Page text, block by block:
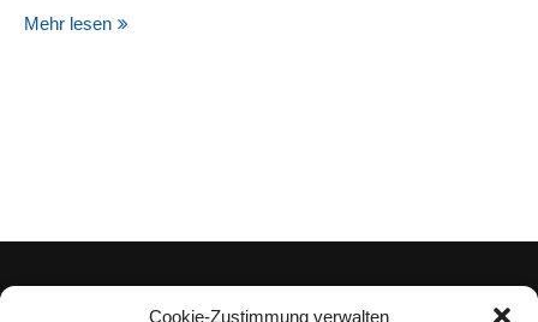
Cookie-Zustimmung verwalten
Mehr lesen